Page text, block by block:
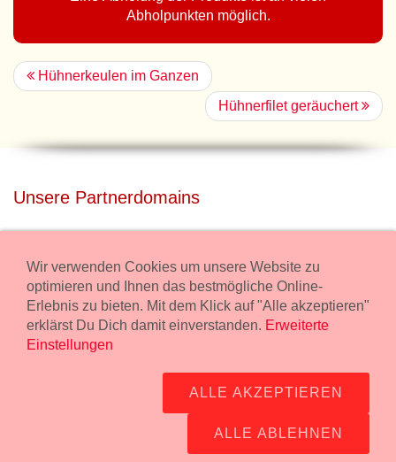
Abholpunkten möglich.
Hühnerkeulen im Ganzen
Hühnerfilet geräuchert
Unsere Partnerdomains
Miete unser Haus bei Wiener Neustadt für Deine Party mit
Übernachtung.
freilaender.at
Wurstmanufaktur Markus Kollecker GmbH,
Wir verwenden Cookies um unsere Website zu
optimieren und Ihnen das bestmögliche Online-
Erlebnis zu bieten. Mit dem Klick auf "Alle akzeptieren"
erklärst Du Dich damit einverstanden. Erweiterte
Einstellungen
ALLE AKZEPTIEREN
ALLE ABLEHNEN